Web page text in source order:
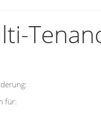
für: